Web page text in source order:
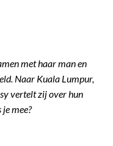
met haar man en
Naar Kuala Lumpur,
vertelt zij over hun
mee?